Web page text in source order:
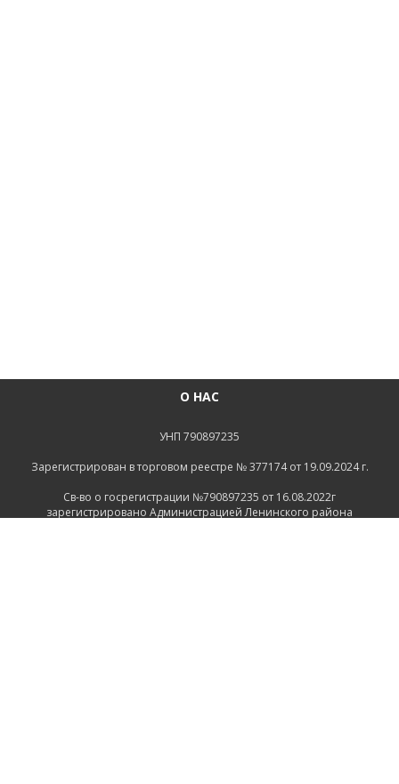
О НАС
УНП 790897235
Зарегистрирован в торговом реестре № 377174 от 19.09.2024 г.
Св-во о госрегистрации №790897235 от 16.08.2022г
зарегистрировано Администрацией Ленинского района